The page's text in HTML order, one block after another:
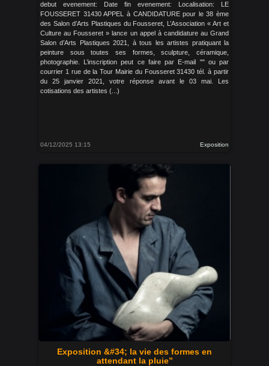
debut evenement: Date fin evenement: Localisation: LE
FOUSSERET 31430 APPEL à CANDIDATURE pour le 38 ème
des Salon d’Arts Plastiques du Fousseret, L’Association « Art et
Culture au Fousseret » lance un appel à candidature au Grand
Salon d’Arts Plastiques 2021, à tous les artistes pratiquant la
peinture sous toutes ses formes, sculpture, céramique,
photographie. L’inscription peut ce faire par E-mail "" ou par
courrier 1 rue de la Tour Mairie du Fousseret 31430 tél. à partir
du 25 janvier 2021, votre réponse avant le 03 mai. Les
cotisations des artistes (...)
04/12/2025 13:15 Exposition
Exposition &#34; la vie des formes en
attendant la pluie”